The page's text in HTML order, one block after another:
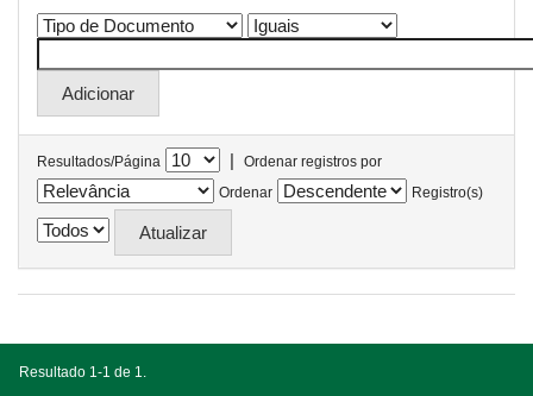
Resultados/Página |
Ordenar registros por
Ordenar
Registro(s)
Resultado 1-1 de 1.